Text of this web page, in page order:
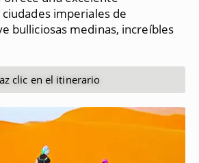
imperiales de
bulliciosas medinas, increíbles
clic en el itinerario